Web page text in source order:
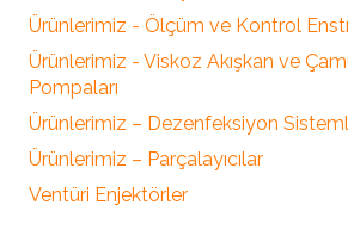
Ürünlerimiz - Ölçüm ve Kontrol
Ürünlerimiz - Viskoz Akışkan ve
Pompaları
Ürünlerimiz – Dezenfeksiyon
Ürünlerimiz – Parçalayıcılar
Ventüri Enjektörler